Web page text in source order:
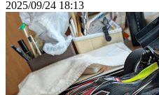
2025/09/24 18:13